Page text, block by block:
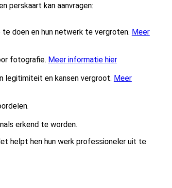
perskaart kan aanvragen:
doen en hun netwerk te vergroten. Meer
fotografie. Meer informatie hier
legitimiteit en kansen vergroot. Meer
erkend te worden.
helpt hen hun werk professioneler uit te